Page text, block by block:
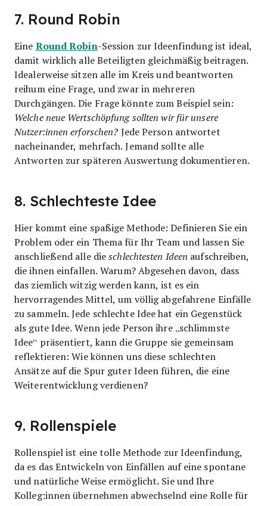
7. Round Robin
Eine Round Robin-Session zur Ideenfindung ist ideal,
damit wirklich alle Beteiligten gleichmäßig beitragen.
Idealerweise sitzen alle im Kreis und beantworten
reihum eine Frage, und zwar in mehreren
Durchgängen. Die Frage könnte zum Beispiel sein:
Welche neue Wertschöpfung sollten wir für unsere
Nutzer:innen erforschen? Jede Person antwortet
nacheinander, mehrfach. Jemand sollte alle
Antworten zur späteren Auswertung dokumentieren.
8. Schlechteste Idee
Hier kommt eine spaßige Methode: Definieren Sie ein
Problem oder ein Thema für Ihr Team und lassen Sie
anschließend alle dieschlechtesten Ideen aufschreiben,
die ihnen einfallen. Warum? Abgesehen davon, dass
das ziemlich witzig werden kann, ist es ein
hervorragendes Mittel, um völlig abgefahrene Einfälle
zu sammeln. Jede schlechte Idee hat ein Gegenstück
als gute Idee. Wenn jede Person ihre „schlimmste
Idee“ präsentiert, kann die Gruppe sie gemeinsam
reflektieren: Wie können uns diese schlechten
Ansätze auf die Spur guter Ideen führen, die eine
Weiterentwicklung verdienen?
9. Rollenspiele
Rollenspiel ist eine tolle Methode zur Ideenfindung,
da es das Entwickeln von Einfällen auf eine spontane
und natürliche Weise ermöglicht. Sie und Ihre
Kolleg:innen übernehmen abwechselnd eine Rolle für